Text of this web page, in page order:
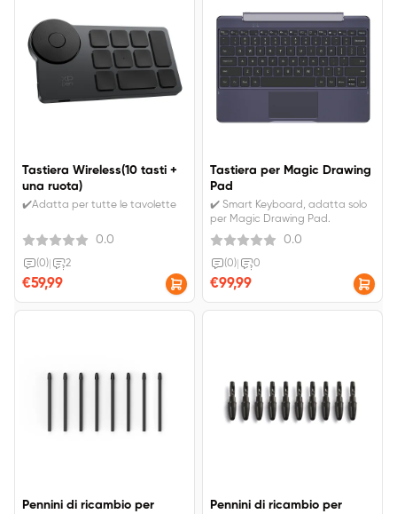
Tastiera Wireless(10 tasti +
una ruota)
✔️Adatta per tutte le tavolette
0.0
(0) 2
€59,99
Tastiera per Magic Drawing
Pad
✔️ Smart Keyboard, adatta solo
per Magic Drawing Pad.
0.0
(0) 0
€99,99
Pennini di ricambio per
Pennini di ricambio per